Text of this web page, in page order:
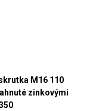
M16 110
zinkovými